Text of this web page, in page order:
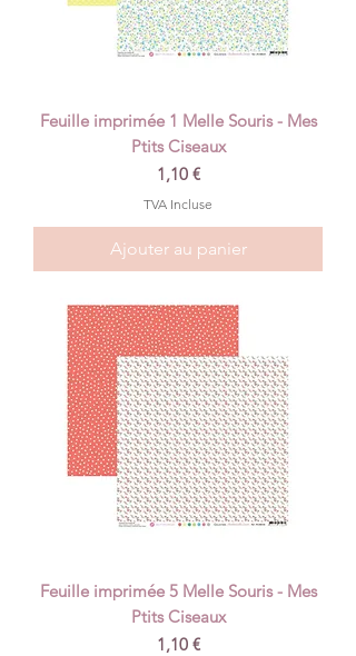
Feuille imprimée 1 Melle Souris - Mes
Ptits Ciseaux
Prix
1,10 €
TVA Incluse
Ajouter au panier
Feuille imprimée 5 Melle Souris - Mes
Ptits Ciseaux
Prix
1,10 €